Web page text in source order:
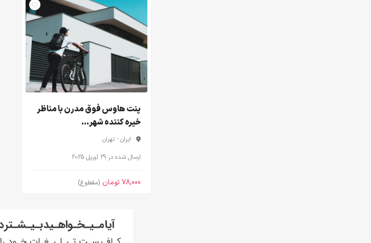
پنت هاوس فوق مدرن با مناظر
خیره کننده شهر...
ایران - تهران
ارسال شده در 29 آوریل 2025
78,000 تومان (مقطوع)